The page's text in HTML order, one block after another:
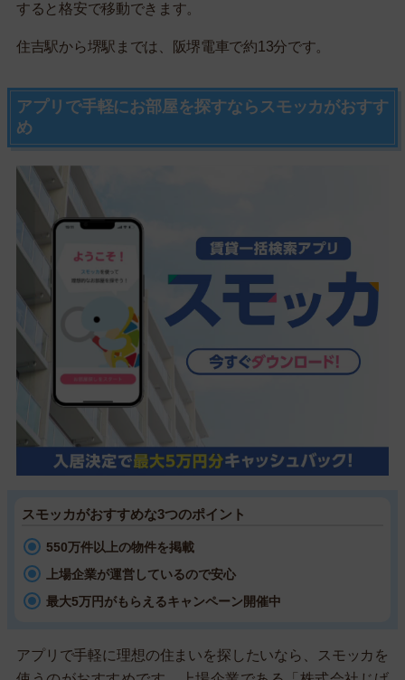
すると格安で移動できます。
住吉駅から堺駅までは、阪堺電車で約13分です。
アプリで手軽にお部屋を探すならスモッカがおすす
め
スモッカがおすすめな3つのポイント
550万件以上の物件を掲載
上場企業が運営しているので安心
最大5万円がもらえるキャンペーン開催中
アプリで手軽に理想の住まいを探したいなら、スモッカを